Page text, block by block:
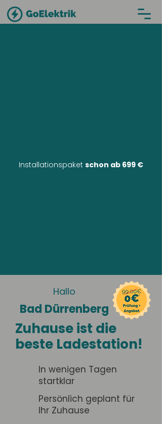
Installationspaket schon ab 699 €
Hallo
Bad Dürrenberg
Zuhause ist die
beste Ladestation!
In wenigen Tagen
startklar
Persönlich geplant für
Ihr Zuhause